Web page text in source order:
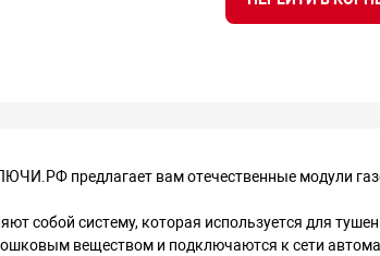
предлагает вам отечественные модули
собой систему, которая используется для
веществом и подключаются к сети